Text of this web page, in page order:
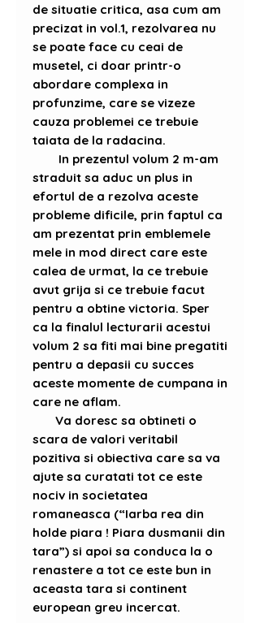
de situatie critica, asa cum am
precizat in vol.1, rezolvarea nu
se poate face cu ceai de
musetel, ci doar printr-o
abordare complexa in
profunzime, care se vizeze
cauza problemei ce trebuie
taiata de la radacina.
In prezentul volum 2 m-am
straduit sa aduc un plus in
efortul de a rezolva aceste
probleme dificile, prin faptul ca
am prezentat prin emblemele
mele in mod direct care este
calea de urmat, la ce trebuie
avut grija si ce trebuie facut
pentru a obtine victoria. Sper
ca la finalul lecturarii acestui
volum 2 sa fiti mai bine pregatiti
pentru a depasii cu succes
aceste momente de cumpana in
care ne aflam.
Va doresc sa obtineti o
scara de valori veritabil
pozitiva si obiectiva care sa va
ajute sa curatati tot ce este
nociv in societatea
romaneasca (“Iarba rea din
holde piara ! Piara dusmanii din
tara”) si apoi sa conduca la o
renastere a tot ce este bun in
aceasta tara si continent
european greu incercat.